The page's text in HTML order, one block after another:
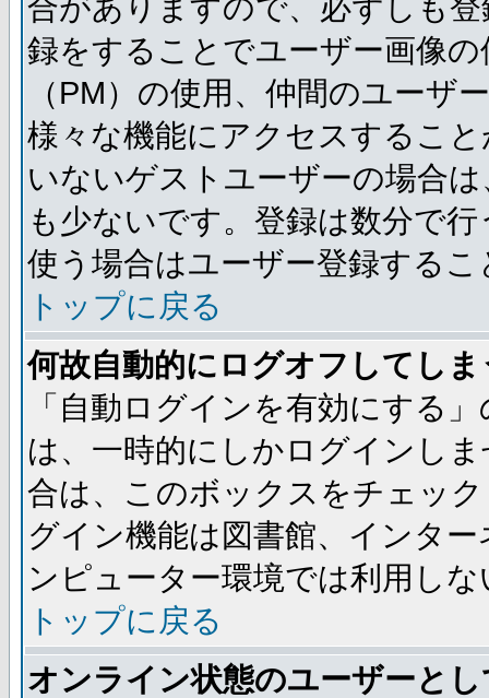
合がありますので、必ずしも
録をすることでユーザー画像
（PM）の使用、仲間のユーザ
様々な機能にアクセスするこ
いないゲストユーザーの場合
も少ないです。登録は数分で
使う場合はユーザー登録する
トップに戻る
何故自動的にログオフしてし
「自動ログインを有効にする
は、一時的にしかログインし
合は、このボックスをチェッ
グイン機能は図書館、インタ
ンピューター環境では利用し
トップに戻る
オンライン状態のユーザーと